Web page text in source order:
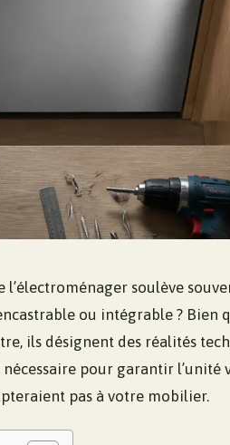
l’électroménager soulève
ou intégrable ? Bien
ils désignent des réalités
pour garantir l’unité
pas à votre mobilier.